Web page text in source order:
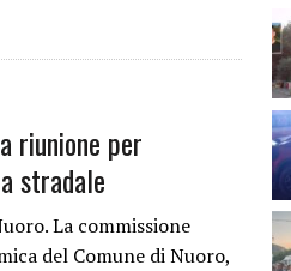
riunione per
stradale
La commissione
del Comune di Nuoro,